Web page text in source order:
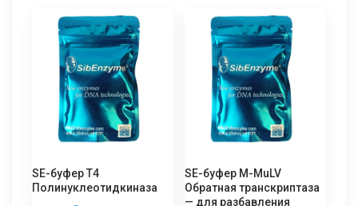
SE-буфер Т4
Полинуклеотидкиназа
SE-буфер M-MuLV
Обратная транскриптаза
— для разбавления